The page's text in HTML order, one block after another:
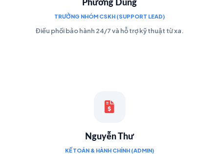
Phương Dung
TRƯỞNG NHÓM CSKH (SUPPORT LEAD)
Điều phối bảo hành 24/7 và hỗ trợ kỹ thuật từ xa.
Nguyễn Thư
KẾ TOÁN & HÀNH CHÍNH (ADMIN)